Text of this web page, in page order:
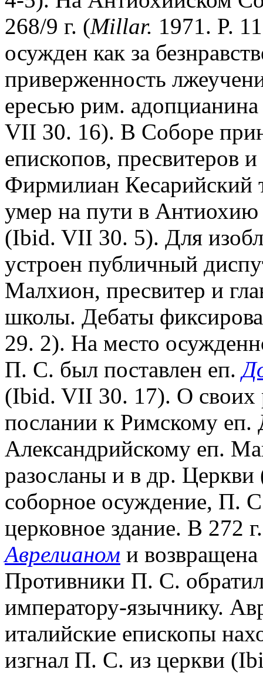
268/9 г. (Millar. 1971. P.
осужден как за
приверженность
ересью рим.
VII 30. 16). В Соборе
епископов, пресвитеров
Фирмилиан Кесарийский
умер на пути в Антиохию
(Ibid. VII 30. 5). Для
устроен публичный
Малхион, пресвитер и
школы. Дебаты
29. 2). На место
П. С. был поставлен еп.
(Ibid. VII 30. 17). О
послании к Римскому
Александрийскому еп.
разосланы и в др.
соборное осуждение, П.
церковное здание. В 272
Аврелианом и
Противники П. С.
императору-язычнику.
италийские епископы
изгнал П. С. из церкви